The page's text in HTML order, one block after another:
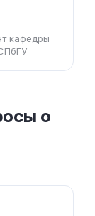
кафедры
о